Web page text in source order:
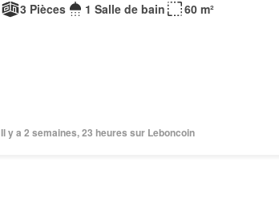
3 Pièces
1 Salle de bain 60 m²
Il y a 2 semaines, 23 heures sur Leboncoin